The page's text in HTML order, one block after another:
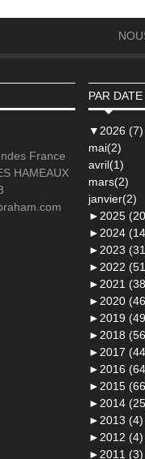
France
HAMEAUX
PAR DATE
▼ 2026 (7)
mai(2)
avril(1)
mars(2)
janvier(2)
► 2025
► 2024
► 2023
► 2022
► 2021
► 2020
► 2019
► 2018
► 2017
► 2016
► 2015
► 2014
► 2013 (4)
► 2012 (4)
► 2011 (3)